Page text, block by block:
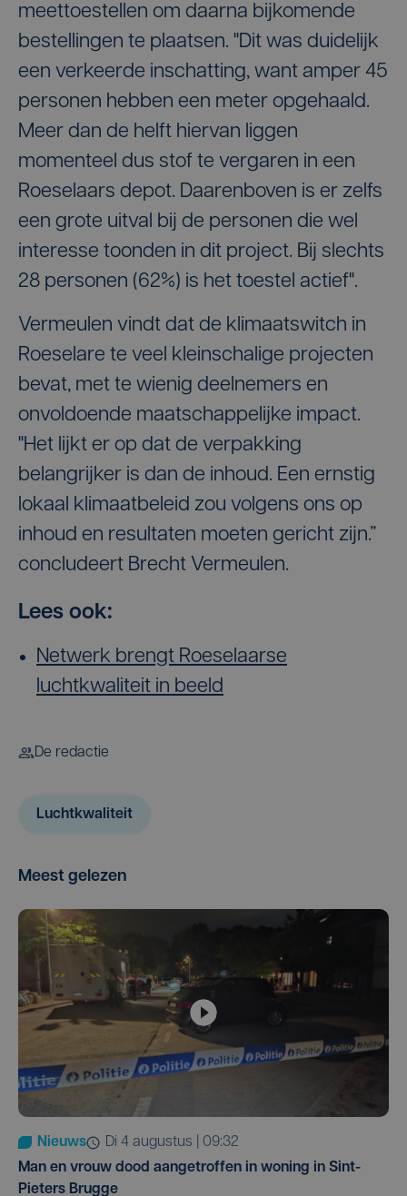
meettoestellen om daarna bijkomende
bestellingen te plaatsen. "Dit was duidelijk
een verkeerde inschatting, want amper 45
personen hebben een meter opgehaald.
Meer dan de helft hiervan liggen
momenteel dus stof te vergaren in een
Roeselaars depot. Daarenboven is er zelfs
een grote uitval bij de personen die wel
interesse toonden in dit project. Bij slechts
28 personen (62%) is het toestel actief".
Vermeulen vindt dat de klimaatswitch in
Roeselare te veel kleinschalige projecten
bevat, met te wienig deelnemers en
onvoldoende maatschappelijke impact.
"Het lijkt er op dat de verpakking
belangrijker is dan de inhoud. Een ernstig
lokaal klimaatbeleid zou volgens ons op
inhoud en resultaten moeten gericht zijn.”
concludeert Brecht Vermeulen.
Lees ook:
Netwerk brengt Roeselaarse
luchtkwaliteit in beeld
De redactie
Luchtkwaliteit
Meest gelezen
Nieuws
di 4 augustus | 09:32
Man en vrouw dood aangetroffen in woning in Sint-
Pieters Brugge